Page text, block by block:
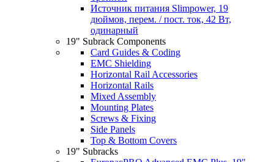
Источник питания Slimpower, 19
дюймов, перем. / пост. ток, 42 Вт,
одинарный
19" Subrack Components
Card Guides & Coding
EMC Shielding
Horizontal Rail Accessories
Horizontal Rails
Mixed Assembly
Mounting Plates
Screws & Fixing
Side Panels
Top & Bottom Covers
19" Subracks